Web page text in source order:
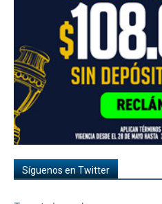
Síguenos en Twitter